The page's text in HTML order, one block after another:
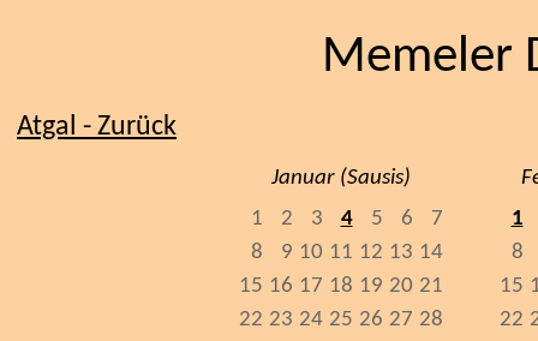
Memeler
Atgal - Zurück
Januar (Sausis)
1
2 3 4 5 6 7
1
8
9 10 11 12 13 14
8
15 16 17 18 19 20 21 15
22 23 24 25 26 27 28 22